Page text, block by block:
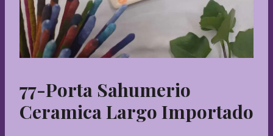
77-Porta Sahumerio
Ceramica Largo Importado